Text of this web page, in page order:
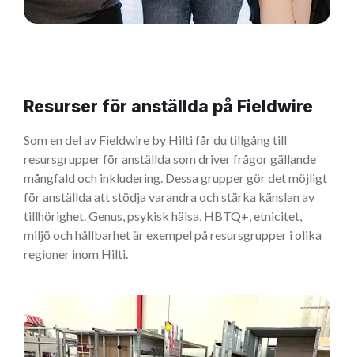
Resurser för anställda på Fieldwire
Som en del av Fieldwire by Hilti får du tillgång till
resursgrupper för anställda som driver frågor gällande
mångfald och inkludering. Dessa grupper gör det möjligt
för anställda att stödja varandra och stärka känslan av
tillhörighet. Genus, psykisk hälsa, HBTQ+, etnicitet,
miljö och hållbarhet är exempel på resursgrupper i olika
regioner inom Hilti.